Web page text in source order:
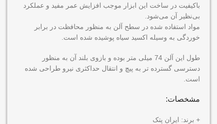
باکیفیت در ساخت این ابزار موجب افزایش عمر مفید و عملکرد
بی‌نظیر آن می‌شود.
مواد استفاده شده در سطح آلن به منظور محافظت در برابر
خوردگی به وسیله اکسید سیاه پوشیده شده است.
طول این آلن 74 میلی متر بوده و بازوی بلند آن به منظور
دسترسی گسترده تر به پیچ و انتقال حداکثری نیرو طراحی شده
است.
مشخصات:
+ برند: ایران پتک